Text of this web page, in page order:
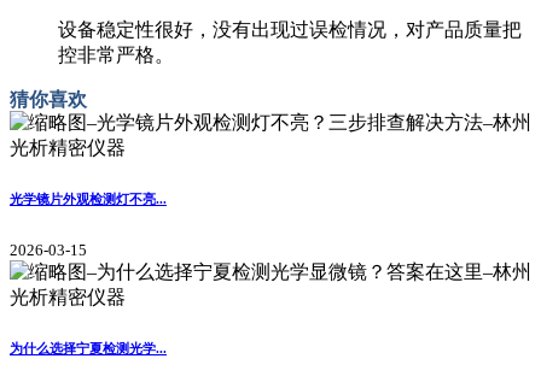
设备稳定性很好，没有出现过误检情况，对产品质量把
控非常严格。
猜你喜欢
光学镜片外观检测灯不亮...
2026-03-15
为什么选择宁夏检测光学...